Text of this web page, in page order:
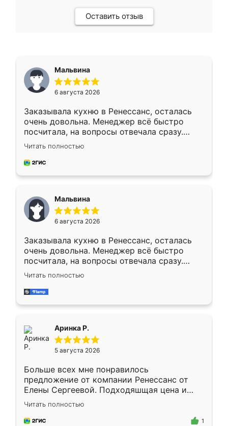
Оставить отзыв
Мальвина
6 августа 2026
Заказывала кухню в Ренессанс, осталась
очень довольна. Менеджер всё быстро
посчитала, на вопросы отвечала сразу.
Замерщик приехал в субботу, подошёл к
делу со всей ответственностью. Собрали
за день, ребята работали аккуратно, даже
Читать полностью
Мальвина
6 августа 2026
Заказывала кухню в Ренессанс, осталась
очень довольна. Менеджер всё быстро
посчитала, на вопросы отвечала сразу.
Замерщик приехал в субботу, подошёл к
делу со всей ответственностью. Собрали
за день, ребята работали аккуратно, даже
Читать полностью
Аринка Р.
5 августа 2026
Больше всех мне понравилось
предложение от компании Ренессанс от
Елены Сергеевой. Подходяшщая цена и
короткие сроки изготовления. Приехавший
для замера сотрудник Владислав
предложил по моему эскизу самый
Читать полностью
1